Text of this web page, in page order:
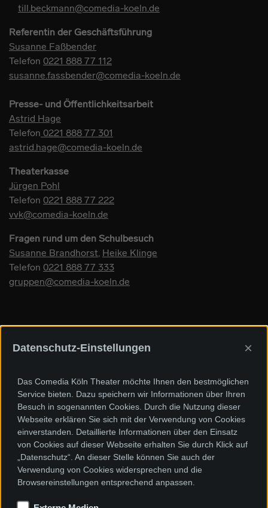
till.beckmann@comedia-koeln.de
Referentin der Geschäftsführung
Susanne Faßbender
Telefon 0221 888 77 112
susanne.fassbender@comedia-koeln.de
Presse- und Öffentlichkeitsarbeit
Astrid Hage
Telefon 0221 888 77 301
astrid.hage@comedia-koeln.de
Theaterkasse
Jürgen Pohl
Telefon 0221 888 77 222
vvk@comedia-koeln.de
Fragen rund um den Schulbesuch
Susanne Brandhorst Heike Klinge
Telefon 0221 888 77 333
gruppen@comedia-koeln.de
Sponsoren und Förderer
Datenschutz-Einstellungen ×
Das Comedia Köln Theater möchte Ihnen den bestmöglichen
Service bieten. Dazu speichern wir Informationen über Ihren
Besuch in sogenannten Cookies. Durch die Nutzung dieser
Webseite erklären Sie sich mit der Verwendung von Cookies
einverstanden. Detaillierte Informationen über den Einsatz
von Cookies auf dieser Webseite erhalten Sie durch Klick auf
„Datenschutz“. An dieser Stelle können Sie auch der
Verwendung von Cookies widersprechen und die
Browsereinstellungen entsprechend anpassen.